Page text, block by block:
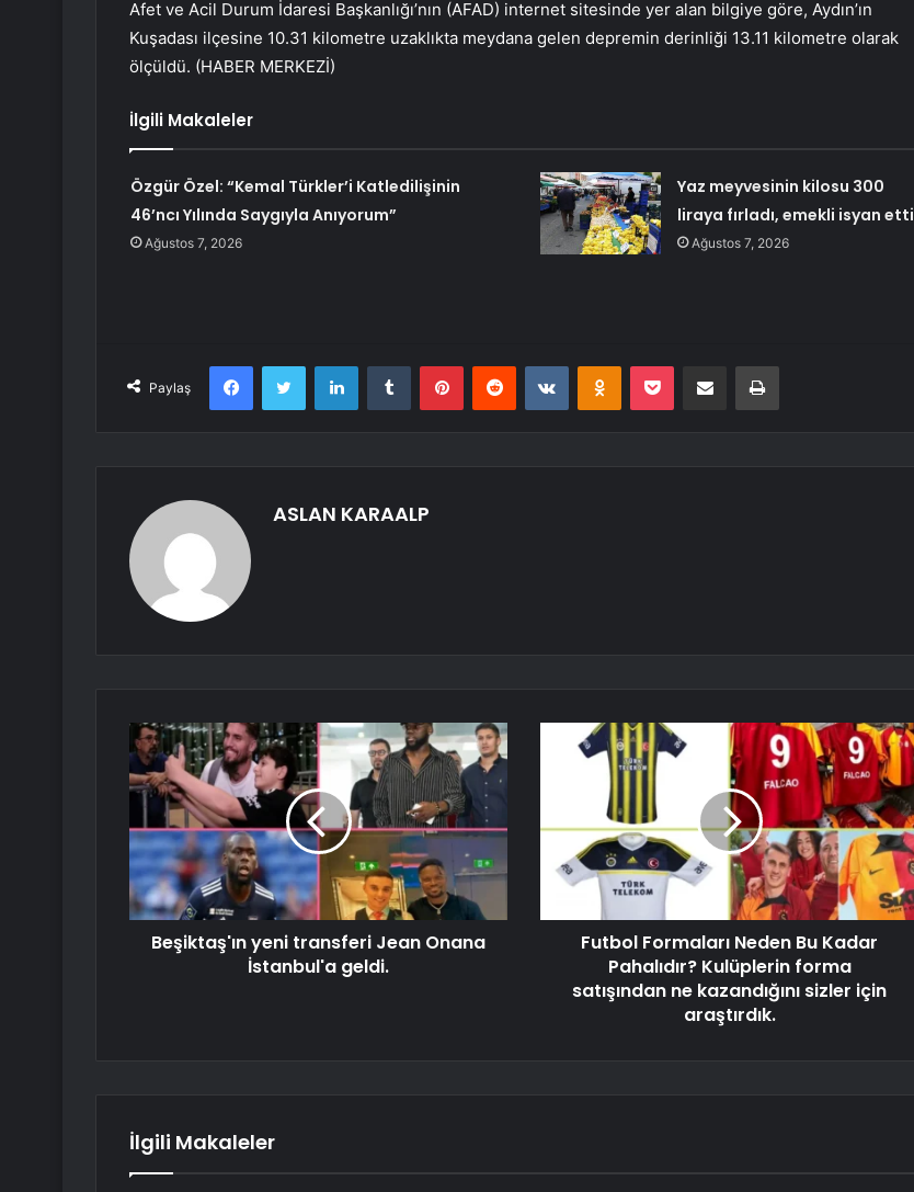
Afet ve Acil Durum İdaresi Başkanlığı’nın (AFAD) internet sitesinde yer alan bilgiye göre, Aydın’ın
Kuşadası ilçesine 10.31 kilometre uzaklıkta meydana gelen depremin derinliği 13.11 kilometre olarak
ölçüldü. (HABER MERKEZİ)
İlgili Makaleler
Özgür Özel: “Kemal Türkler’i Katledilişinin
46’ncı Yılında Saygıyla Anıyorum”
Ağustos 7, 2026
Yaz meyvesinin kilosu 300
liraya fırladı, emekli isyan etti
Ağustos 7, 2026
Paylaş
FacebookTwitter LinkedInTumblr PinterestReddit VKontakteOdnoklassniki
Pocket E-Posta ile paylaş Yazdır
ASLAN KARAALP
Beşiktaş'ın yeni transferi Jean Onana
İstanbul'a geldi.
Futbol Formaları Neden Bu Kadar
Pahalıdır? Kulüplerin forma
satışından ne kazandığını sizler için
araştırdık.
İlgili Makaleler